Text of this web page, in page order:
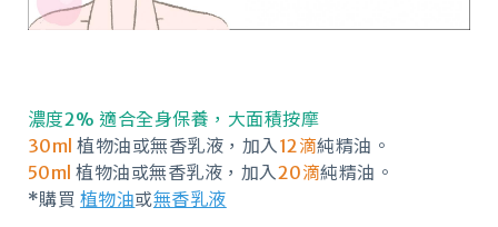
濃度2% 適合全身保養，大面積按摩
30ml 植物油或無香乳液，加入12滴純精油。
50ml植物油或無香乳液，加入20滴純精油。
*購買 植物油或無香乳液